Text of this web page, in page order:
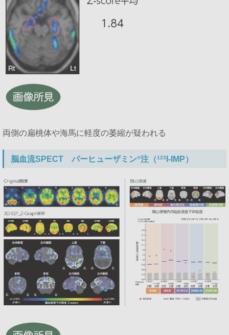
両側の扁桃体や海馬に軽度の萎縮が疑われる
脳血流SPECT パーヒューザミン®注（123 I-IMP）